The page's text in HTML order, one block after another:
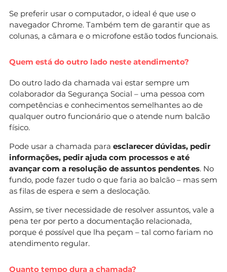
Se preferir usar o computador, o ideal é que use o
navegador Chrome. Também tem de garantir que as
colunas, a câmara e o microfone estão todos funcionais.
Quem está do outro lado neste atendimento?
Do outro lado da chamada vai estar sempre um
colaborador da Segurança Social – uma pessoa com
competências e conhecimentos semelhantes ao de
qualquer outro funcionário que o atende num balcão
físico.
Pode usar a chamada para esclarecer dúvidas, pedir
informações, pedir ajuda com processos e até
avançar com a resolução de assuntos pendentes. No
fundo, pode fazer tudo o que faria ao balcão – mas sem
as filas de espera e sem a deslocação.
Assim, se tiver necessidade de resolver assuntos, vale a
pena ter por perto a documentação relacionada,
porque é possível que lha peçam – tal como fariam no
atendimento regular.
Quanto tempo dura a chamada?